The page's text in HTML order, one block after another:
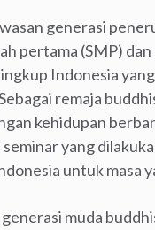
generasi
pertama (SMP)
Indonesia
remaja
kehidupan
yang
untuk masa
muda